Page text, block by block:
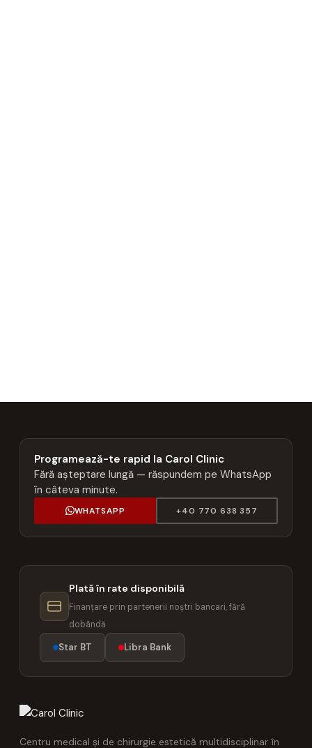
Programează-te rapid la Carol Clinic
Fără așteptare lungă — răspundem pe WhatsApp
în câteva minute.
WHATSAPP +40 770 638 357
Plată în rate disponibilă
Finanțare prin partenerii noștri bancari, fără
dobândă
Star BT Libra Bank
Centru medical și de chirurgie estetică multidisciplinar în